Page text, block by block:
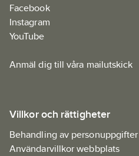
Facebook
Instagram
YouTube
Anmäl dig till våra mailutskick
Villkor och rättigheter
Behandling av personuppgifter
Användarvillkor webbplats